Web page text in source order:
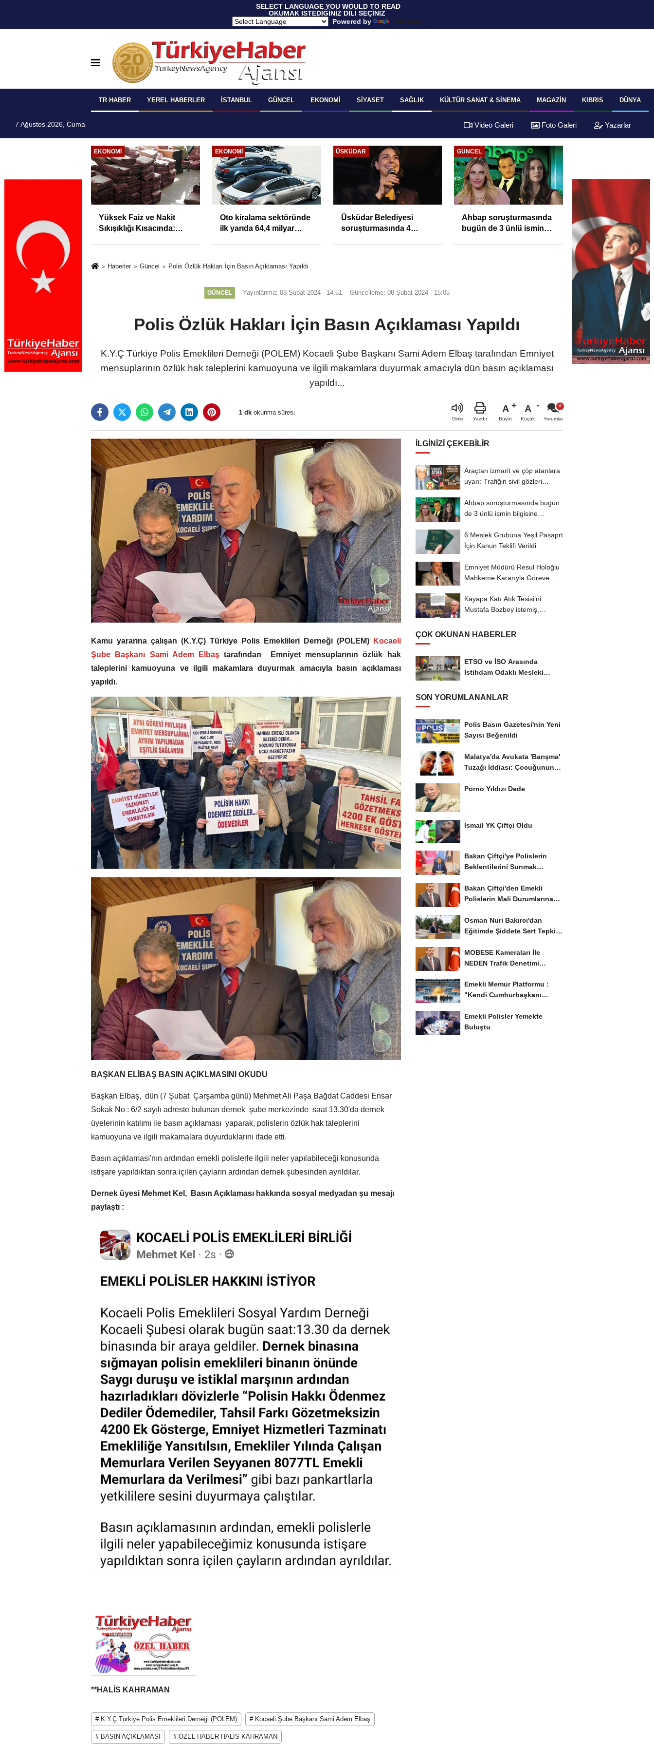
SELECT LANGUAGE YOU WOULD TO READ
OKUMAK İSTEDİĞİNİZ DİLİ SEÇİNİZ
Powered by
Translate
TR HABER YEREL HABERLER İSTANBUL GÜNCEL EKONOMI SIYASET SAĞLIK KÜLTÜR SANAT & SINEMA MAGAZIN KIBRIS DÜNYA
7 Ağustos 2026, Cuma Video Galeri Foto Galeri Yazarlar
%31,75;
%50,49 olarak
EKONOMI
Yüksek Faiz ve Nakit
Sıkışıklığı Kısacında:
EKONOMI
Oto kiralama sektöründe
ilk yarıda 64,4 milyar
ÜSKÜDAR
Üsküdar Belediyesi
soruşturmasında 4
GÜNCEL
Ahbap soruşturmasında
bugün de 3 ünlü ismin
Haberler Güncel Polis Özlük Hakları İçin Basın Açıklaması Yapıldı
GÜNCEL Yayınlanma: 08 Şubat 2024 - 14:51 Güncelleme: 08 Şubat 2024 - 15:05
Polis Özlük Hakları İçin Basın Açıklaması Yapıldı
K.Y.Ç Türkiye Polis Emeklileri Derneği (POLEM) Kocaeli Şube Başkanı Sami Adem Elbaş tarafından Emniyet
mensuplarının özlük hak taleplerini kamuoyuna ve ilgili makamlara duyurmak amacıyla dün basın açıklaması
yapıldı...
1 dk okunma süresi
Dinle Yazdır
A
Büyüt
A
Küçült Yorumlar
Kamu yararına çalışan (K.Y.Ç) Türkiye Polis Emeklileri Derneği (POLEM)Kocaeli
Şube Başkanı Sami Adem Elbaştarafından Emniyet mensuplarının özlük hak
taleplerini kamuoyuna ve ilgili makamlara duyurmak amacıyla basın açıklaması
yapıldı.
BAŞKAN ELİBAŞ BASIN AÇIKLMASINI OKUDU
Başkan Elbaş, dün (7 Şubat Çarşamba günü) Mehmet Ali Paşa Bağdat Caddesi Ensar
Sokak No : 6/2 sayılı adreste bulunan dernek şube merkezinde saat 13.30'da dernek
üyelerinin katılımı ile basın açıklaması yaparak, polislerin özlük hak taleplerini
kamuoyuna ve ilgili makamalara duyurduklarını ifade etti.
Basın açıklaması'nın ardından emekli polislerle ilgili neler yapılabileceği konusunda
istişare yapıldıktan sonra içilen çayların ardından dernek şubesinden ayrıldılar.
Dernek üyesi Mehmet Kel, Basın Açıklaması hakkında sosyal medyadan şu mesajı
paylaştı :
**HALİS KAHRAMAN
# K.Y.Ç Türkiye Polis Emeklileri Derneği (POLEM) # Kocaeli Şube Başkanı Sami Adem Elbaş
# BASIN AÇIKLAMASI # ÖZEL HABER-HALİS KAHRAMAN
İLGINIZI ÇEKEBILIR
Araçtan izmarit ve çöp atanlara
uyarı: Trafiğin sivil gözleri
Ahbap soruşturmasında bugün
de 3 ünlü ismin bilgisine
6 Meslek Grubuna Yeşil Pasaprt
İçin Kanun Teklifi Verildi
Emniyet Müdürü Resul Holoğlu
Mahkeme Kararıyla Göreve
Kayapa Katı Atık Tesisi’ni
Mustafa Bozbey istemiş,
ÇOK OKUNAN HABERLER
ETSO ve İSO Arasında
İstihdam Odaklı Mesleki
SON YORUMLANANLAR
Polis Basın Gazetesi'nin Yeni
Sayısı Beğenildi
Malatya'da Avukata 'Barışma'
Tuzağı İddiası: Çocuğunun
Porno Yıldızı Dede
İsmail YK Çiftçi Oldu
Bakan Çiftçi'ye Polislerin
Beklentilerini Sunmak
Bakan Çiftçi'den Emekli
Polislerin Mali Durumlarına
Osman Nuri Bakırcı'dan
Eğitimde Şiddete Sert Tepki:
MOBESE Kameraları İle
NEDEN Trafik Denetimi
Emekli Memur Platformu :
"Kendi Cumhurbaşkanı
Emekli Polisler Yemekte
Buluştu